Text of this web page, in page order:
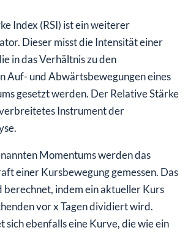
Index (RSI) ist ein weiterer
Dieser misst die Intensität einer
in das Verhältnis zu den
Auf- und Abwärtsbewegungen eines
gesetzt werden. Der Relative Stärke
Instrument der
Momentums werden das
einer Kursbewegung gemessen. Das
indem ein aktueller Kurs
vor x Tagen dividiert wird.
sich ebenfalls eine Kurve, die wie ein